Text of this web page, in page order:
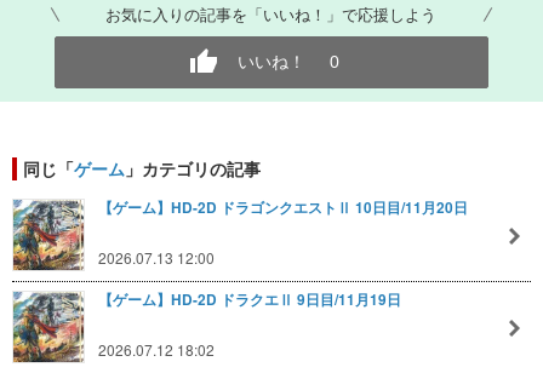
お気に入りの記事を「いいね！」で応援しよう
いいね！ 0
同じ「ゲーム 」カテゴリの記事
【ゲーム】HD-2D ドラゴンクエストⅡ 10日目/11月20日
2026.07.13 12:00
【ゲーム】HD-2D ドラクエⅡ 9日目/11月19日
2026.07.12 18:02